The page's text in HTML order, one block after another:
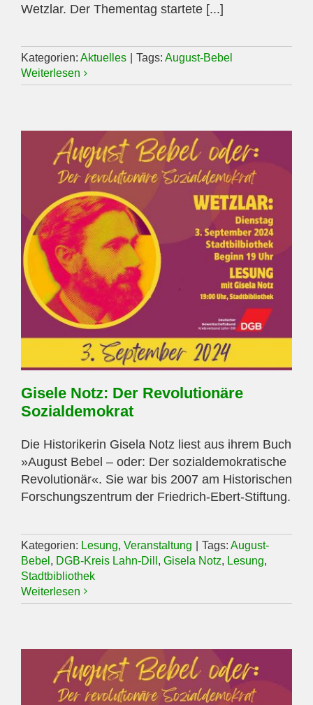
Wetzlar. Der Thementag startete [...]
Kategorien: Aktuelles Tags: August-Bebel
Weiterlesen
Gisele Notz: Der Revolutionäre
Sozialdemokrat
Die Historikerin Gisela Notz liest aus ihrem Buch
»August Bebel – oder: Der sozialdemokratische
Revolutionär«. Sie war bis 2007 am Historischen
Forschungszentrum der Friedrich-Ebert-Stiftung.
Kategorien: Lesung, Veranstaltung Tags: August-
Bebel , DGB-Kreis Lahn-Dill , Gisela Notz, Lesung,
Stadtbibliothek
Weiterlesen